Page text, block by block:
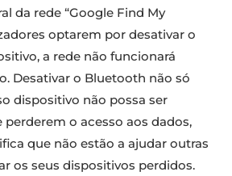
da rede “Google Find My
optarem por desativar o
a rede não funcionará
Desativar o Bluetooth não só
dispositivo não possa ser
perderem o acesso aos dados,
que não estão a ajudar outras
os seus dispositivos perdidos.